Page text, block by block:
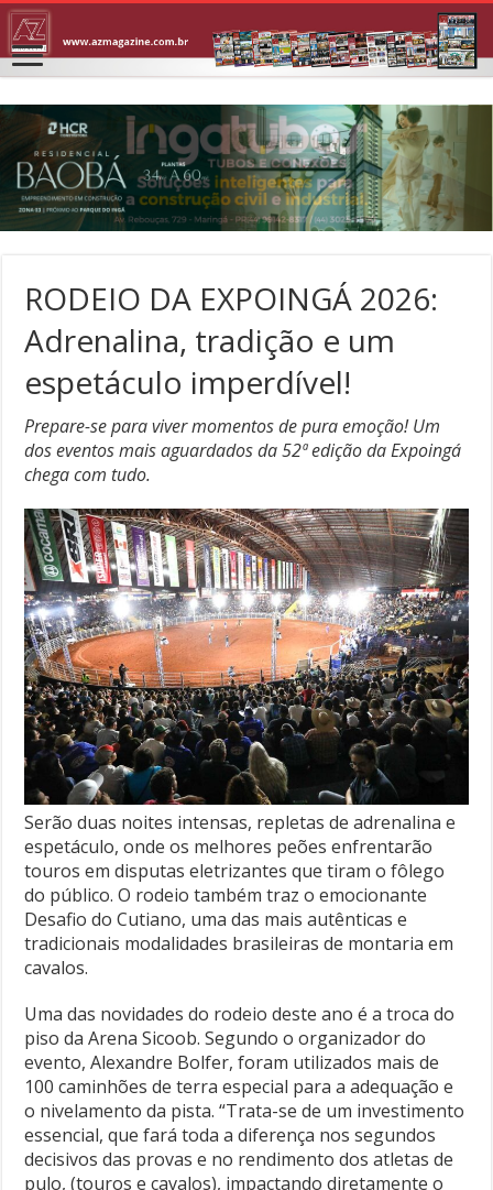
RODEIO DA EXPOINGÁ 2026:
Adrenalina, tradição e um
espetáculo imperdível!
Prepare-se para viver momentos de pura emoção! Um
dos eventos mais aguardados da 52ª edição da Expoingá
chega com tudo.
Serão duas noites intensas, repletas de adrenalina e
espetáculo, onde os melhores peões enfrentarão
touros em disputas eletrizantes que tiram o fôlego
do público. O rodeio também traz o emocionante
Desafio do Cutiano, uma das mais autênticas e
tradicionais modalidades brasileiras de montaria em
cavalos.
Uma das novidades do rodeio deste ano é a troca do
piso da Arena Sicoob. Segundo o organizador do
evento, Alexandre Bolfer, foram utilizados mais de
100 caminhões de terra especial para a adequação e
o nivelamento da pista. “Trata-se de um investimento
essencial, que fará toda a diferença nos segundos
decisivos das provas e no rendimento dos atletas de
pulo, (touros e cavalos), impactando diretamente o